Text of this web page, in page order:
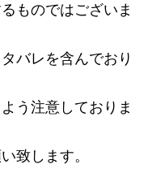
ものではございま
バレを含んでおり
う注意しておりま
致します。